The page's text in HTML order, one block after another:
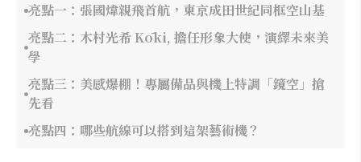
亮點一：張國煒親飛首航，東京成田世紀同框空山基
亮點二：木村光希 Kōki, 擔任形象大使，演繹未來美
學
亮點三：美感爆棚！專屬備品與機上特調「鏡空」搶
先看
亮點四：哪些航線可以搭到這架藝術機？